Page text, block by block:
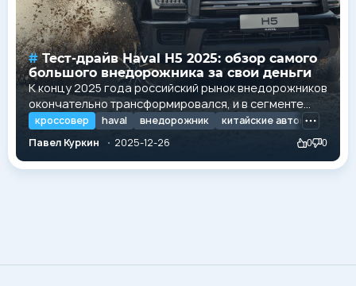
Тест-драйв Haval H5 2025: обзор самого
большого внедорожника за свои деньги
К концу 2025 года российский рынок внедорожников
окончательно трансформировался, и в сегменте
полноразмерных рамных автомобилей
сформировалась новая иерархия. Если раньше
балом правили японские легенды, то сегодня их
место прочно заняли амбициозные новинки из
кроссовер haval внедорожник китайские автомобили
Павел Куркин
2025-12-26 0 0